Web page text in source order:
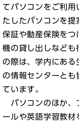
てパソコンをご利
たしたパソコンを提
保証や動産保険をつ
機の貸し出しなども
の際は、学内にあ
の情報センターとも
ています。
パソコンのほか、
ールや英語学習教材